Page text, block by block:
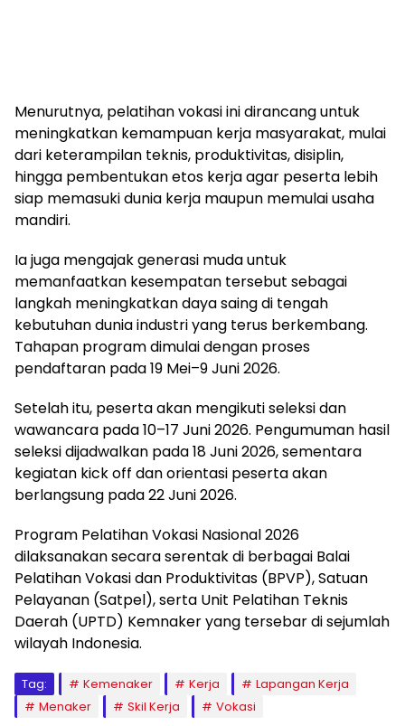
Menurutnya, pelatihan vokasi ini dirancang untuk
meningkatkan kemampuan kerja masyarakat, mulai
dari keterampilan teknis, produktivitas, disiplin,
hingga pembentukan etos kerja agar peserta lebih
siap memasuki dunia kerja maupun memulai usaha
mandiri.
Ia juga mengajak generasi muda untuk
memanfaatkan kesempatan tersebut sebagai
langkah meningkatkan daya saing di tengah
kebutuhan dunia industri yang terus berkembang.
Tahapan program dimulai dengan proses
pendaftaran pada 19 Mei–9 Juni 2026.
Setelah itu, peserta akan mengikuti seleksi dan
wawancara pada 10–17 Juni 2026. Pengumuman hasil
seleksi dijadwalkan pada 18 Juni 2026, sementara
kegiatan kick off dan orientasi peserta akan
berlangsung pada 22 Juni 2026.
Program Pelatihan Vokasi Nasional 2026
dilaksanakan secara serentak di berbagai Balai
Pelatihan Vokasi dan Produktivitas (BPVP), Satuan
Pelayanan (Satpel), serta Unit Pelatihan Teknis
Daerah (UPTD) Kemnaker yang tersebar di sejumlah
wilayah Indonesia.
Tag: Kemenaker Kerja
Lapangan Kerja
Menaker
Skil Kerja Vokasi